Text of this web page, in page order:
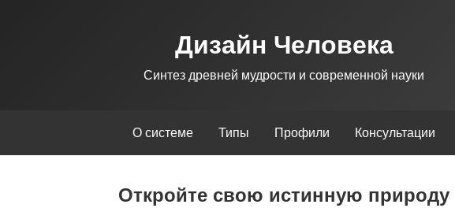
Дизайн Человека
Синтез древней мудрости и современной науки
О системе Типы Профили Консультации
Откройте свою истинную природу